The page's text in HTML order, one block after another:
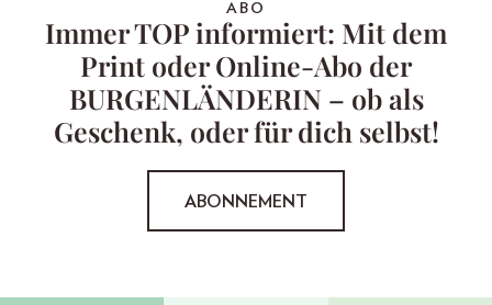
ABO
Immer TOP informiert: Mit dem
Print oder Online-Abo der
BURGENLÄNDERIN – ob als
Geschenk, oder für dich selbst!
ABONNEMENT